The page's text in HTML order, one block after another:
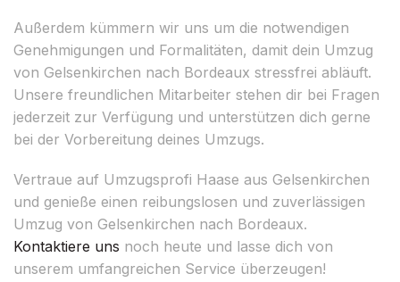
Außerdem kümmern wir uns um die notwendigen
Genehmigungen und Formalitäten, damit dein Umzug
von Gelsenkirchen nach Bordeaux stressfrei abläuft.
Unsere freundlichen Mitarbeiter stehen dir bei Fragen
jederzeit zur Verfügung und unterstützen dich gerne
bei der Vorbereitung deines Umzugs.
Vertraue auf Umzugsprofi Haase aus Gelsenkirchen
und genieße einen reibungslosen und zuverlässigen
Umzug von Gelsenkirchen nach Bordeaux.
Kontaktiere uns noch heute und lasse dich von
unserem umfangreichen Service überzeugen!